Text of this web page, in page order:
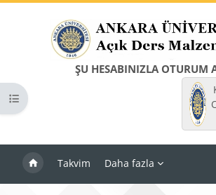
ŞU HESABINIZLA OTURUM
Takvim Daha fazla
Kurs dizinini aç